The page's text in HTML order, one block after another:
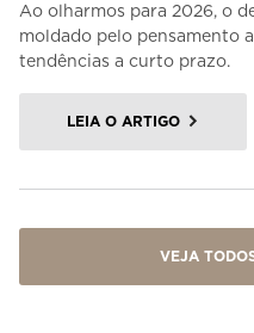
Ao olharmos para 2026, o
moldado pelo pensamento
tendências a curto prazo.
LEIA O ARTIGO
VEJA